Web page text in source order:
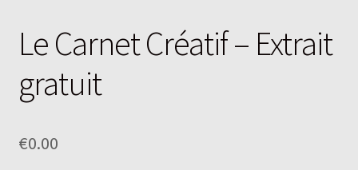
Le Carnet Créatif – Extrait
gratuit
€0.00